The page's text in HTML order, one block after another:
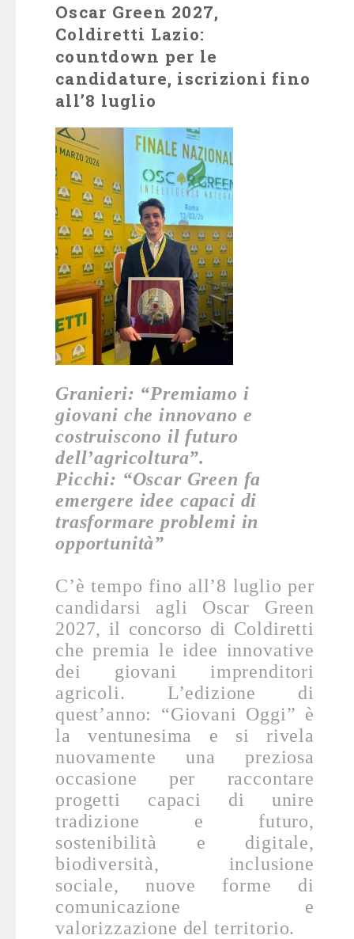
Oscar Green 2027,
Coldiretti Lazio:
countdown per le
candidature, iscrizioni fino
all’8 luglio
Granieri: “Premiamo i
giovani che innovano e
costruiscono il futuro
dell’agricoltura”.
Picchi: “Oscar Green fa
emergere idee capaci di
trasformare problemi in
opportunità”
C’è tempo fino all’8 luglio per
candidarsi agli Oscar Green
2027, il concorso di Coldiretti
che premia le idee innovative
dei giovani imprenditori
agricoli. L’edizione di
quest’anno: “Giovani Oggi” è
la ventunesima e si rivela
nuovamente una preziosa
occasione per raccontare
progetti capaci di unire
tradizione e futuro,
sostenibilità e digitale,
biodiversità, inclusione
sociale, nuove forme di
comunicazione e
valorizzazione del territorio.